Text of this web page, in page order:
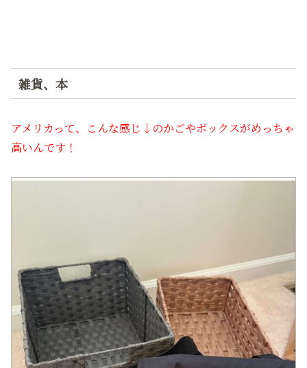
雑貨、本
アメリカって、こんな感じ↓のかごやボックスがめっちゃ
高いんです！